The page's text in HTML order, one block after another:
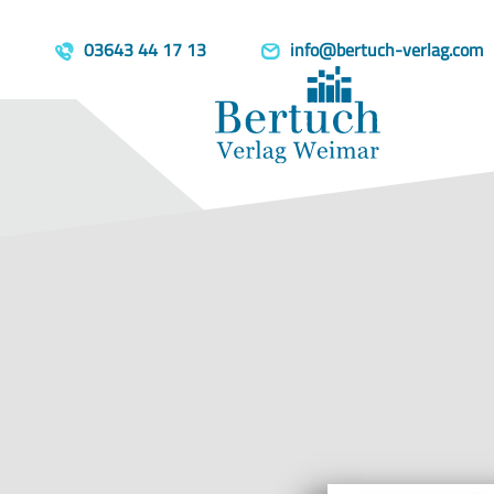
03643 44 17 13 info@bertuch-verlag.com
template=book, parent=/produkte/, include=hidden,